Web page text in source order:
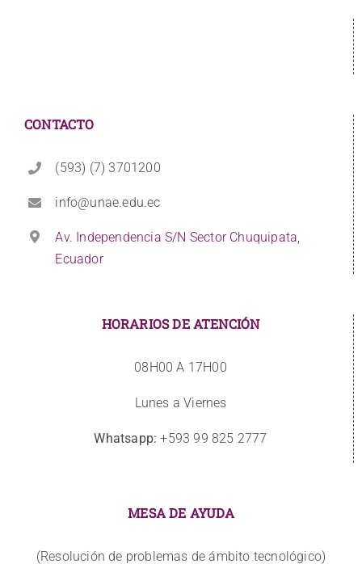
CONTACTO
(593) (7) 3701200
info@unae.edu.ec
Av. Independencia S/N Sector Chuquipata,
Ecuador
HORARIOS DE ATENCIÓN
08H00 A 17H00
Lunes a Viernes
Whatsapp: +593 99 825 2777
MESA DE AYUDA
(Resolución de problemas de ámbito tecnológico)